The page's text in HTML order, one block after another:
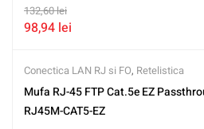
132,60lei
98,94 lei
Conectica LAN RJ si FO, Retelistica
Mufa RJ-45 FTP Cat.5e EZ
RJ45M-CAT5-EZ